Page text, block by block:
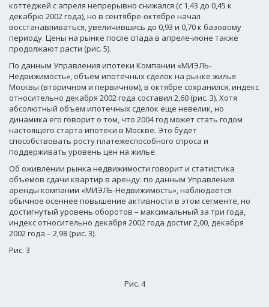
коттеджей с апреля непрерывно снижался (с 1,43 до 0,45 к
декабрю 2002 года), но в сентябре-октябре начал
восстанавливаться, увеличившись до 0,93 и 0,70 к базовому
периоду. Цены на рынке после спада в апреле-июне также
продолжают расти (рис. 5).
По данным Управления ипотеки Компании «МИЭЛЬ-
Недвижимость», объем ипотечных сделок на рынке жилья
Москвы (вторичном и первичном), в октябре сохранился, индекс
относительно декабря 2002 года составил 2,60 (рис. 3). Хотя
абсолютный объем ипотечных сделок еще невелик, но
динамика его говорит о том, что 2004 год может стать годом
настоящего старта ипотеки в Москве. Это будет
способствовать росту платежеспособного спроса и
поддерживать уровень цен на жилье.
Об оживлении рынка недвижимости говорит и статистика
объемов сдачи квартир в аренду: по данным Управления
аренды компании «МИЭЛЬ-Недвижимость», наблюдается
обычное осеннее повышение активности в этом сегменте, но
достигнутый уровень оборотов – максимальный за три года,
индекс относительно декабря 2002 года достиг 2,00, декабря
2002 года – 2,98 (рис. 3).
Рис. 3
Рис. 4